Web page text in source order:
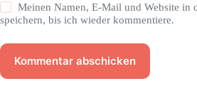
Meinen Namen, E-Mail und Website in
speichern, bis ich wieder kommentiere.
Kommentar abschicken